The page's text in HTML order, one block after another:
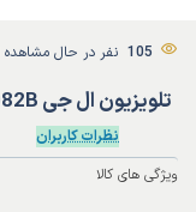
105 نفر در حال
تلویزیون ال جی QNED82B
نظرات کاربران
ویژگی های کالا